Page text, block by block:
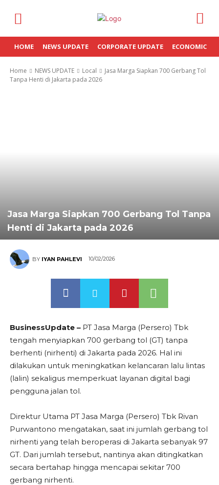
HOME NEWS UPDATE CORPORATE UPDATE ECONOMIC
Home NEWS UPDATE Local
Jasa Marga Siapkan 700 Gerbang Tol
Tanpa Henti di Jakarta pada 2026
Jasa Marga Siapkan 700 Gerbang Tol Tanpa
Henti di Jakarta pada 2026
BY IYAN PAHLEVI 10/02/2026
BusinessUpdate – PT Jasa Marga (Persero) Tbk
tengah menyiapkan 700 gerbang tol (GT) tanpa
berhenti (nirhenti) di Jakarta pada 2026. Hal ini
dilakukan untuk meningkatkan kelancaran lalu lintas
(lalin) sekaligus memperkuat layanan digital bagi
pengguna jalan tol.
Direktur Utama PT Jasa Marga (Persero) Tbk Rivan
Purwantono mengatakan, saat ini jumlah gerbang tol
nirhenti yang telah beroperasi di Jakarta sebanyak 97
GT. Dari jumlah tersebut, nantinya akan ditingkatkan
secara bertahap hingga mencapai sekitar 700
gerbang nirhenti.